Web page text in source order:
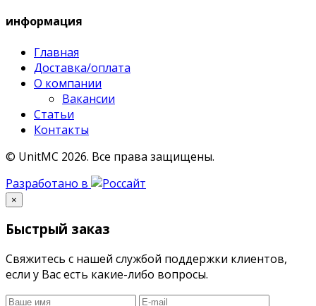
информация
Главная
Доставка/оплата
О компании
Вакансии
Статьи
Контакты
© UnitMC 2026. Все права защищены.
Разработано в
×
Быстрый заказ
Свяжитесь с нашей службой поддержки клиентов,
если у Вас есть какие-либо вопросы.